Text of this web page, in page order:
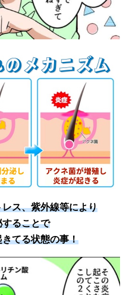
ス、紫外線等により
ることで
てる状態の事！